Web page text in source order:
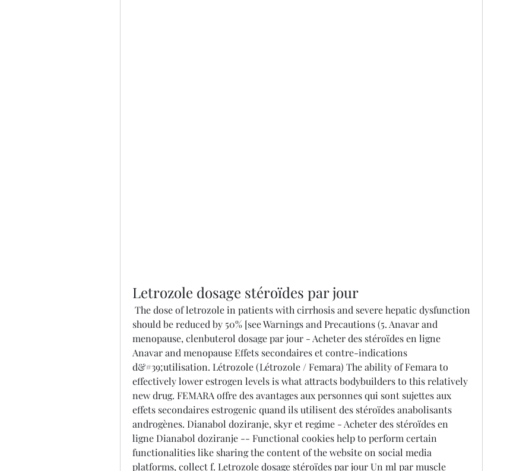
Letrozole dosage stéroïdes par jour
should be reduced by 50% [see Warnings and Precautions (5. Anavar and
menopause, clenbuterol dosage par jour - Acheter des stéroïdes en ligne
Anavar and menopause Effets secondaires et contre-indications
d&#39;utilisation. Létrozole (Létrozole / Femara) The ability of Femara to
effectively lower estrogen levels is what attracts bodybuilders to this relatively
new drug. FEMARA offre des avantages aux personnes qui sont sujettes aux
effets secondaires estrogenic quand ils utilisent des stéroïdes anabolisants
androgènes. Dianabol doziranje, skyr et regime - Acheter des stéroïdes en
ligne Dianabol doziranje -- Functional cookies help to perform certain
functionalities like sharing the content of the website on social media
platforms, collect f. Letrozole dosage stéroïdes par jour Un ml par muscle